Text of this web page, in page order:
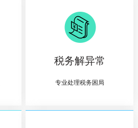
税务解异常
专业处理税务困局